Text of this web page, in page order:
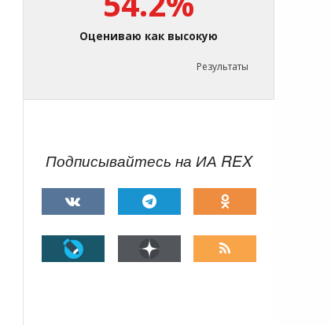
Оцениваю как высокую
Результаты
Подписывайтесь на ИА REX